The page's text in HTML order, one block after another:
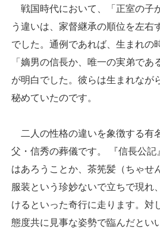
戦国時代において、「正室の子
う違いは、家督継承の順位を左右
でした。通例であれば、生まれの
「嫡男の信長か、唯一の実弟であ
が明白でした。彼らは生まれなが
秘めていたのです。
二人の性格の違いを象徴する有
父・信秀の葬儀です。 『信長公
はあろうことか、茶筅髪（ちゃせ
服装という珍妙ないで立ちで現れ
けるといった奇行に走ります。対
態度共に見事な姿勢で臨んだとい